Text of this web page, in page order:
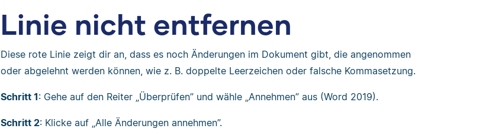
Linie nicht entfernen
Diese rote Linie zeigt dir an, dass es noch Änderungen im Dokument gibt, die angenommen
oder abgelehnt werden können, wie z. B. doppelte Leerzeichen oder falsche Kommasetzung.
Schritt 1: Gehe auf den Reiter „Überprüfen” und wähle „Annehmen” aus (Word 2019).
Schritt 2: Klicke auf „Alle Änderungen annehmen”.